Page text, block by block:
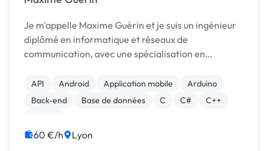
Je m'appelle Maxime Guérin et je suis un ingénieur
diplômé en informatique et réseaux de
communication, avec une spécialisation en
de l'école CPE Lyon en juin 2020. En tant
qu'ingénieur développeu...
API Android Application mobile
Arduino
Back-end
Base de données C C#
C++
60 €/h Lyon